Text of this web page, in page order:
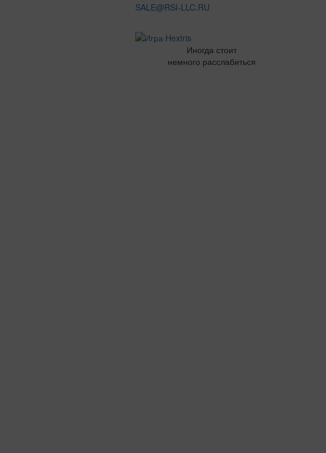
SALE@RSI-LLC.RU
Иногда стоит
немного расслабиться